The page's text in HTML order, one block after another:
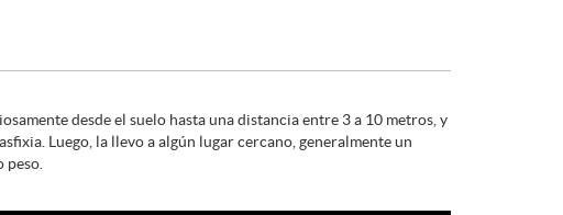
desde el suelo hasta una distancia entre 3 a 10 metros, y
Luego, la llevo a algún lugar cercano, generalmente un
peso.